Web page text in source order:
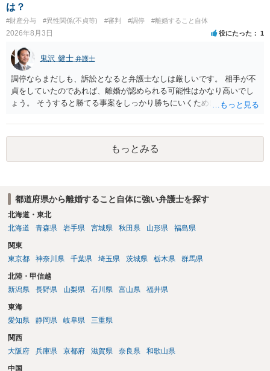
は？
#財産分与 #異性関係(不貞等) #審判 #調停 #離婚すること自体
2026年8月3日 役にたった 1
鬼沢 健士 弁護士
調停ならまだしも、訴訟となると弁護士なしは厳しいです。 相手が不
貞をしていたのであれば、離婚が認められる可能性はかなり高いでし
ょう。 そうすると勝てる事案をしっかり勝ちにいくためにも弁護士委
もっとみる
都道府県から離婚すること自体に強い弁護士を探す
北海道・東北
北海道
青森県 岩手県 宮城県 秋田県 山形県 福島県
関東
東京都
神奈川県 千葉県 埼玉県 茨城県 栃木県 群馬県
北陸・甲信越
新潟県
長野県 山梨県 石川県 富山県 福井県
東海
愛知県
静岡県 岐阜県 三重県
関西
大阪府
兵庫県 京都府 滋賀県 奈良県 和歌山県
中国